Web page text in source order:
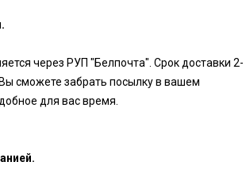
через РУП "Белпочта". Срок доставки 2-
сможете забрать посылку в вашем
для вас время.